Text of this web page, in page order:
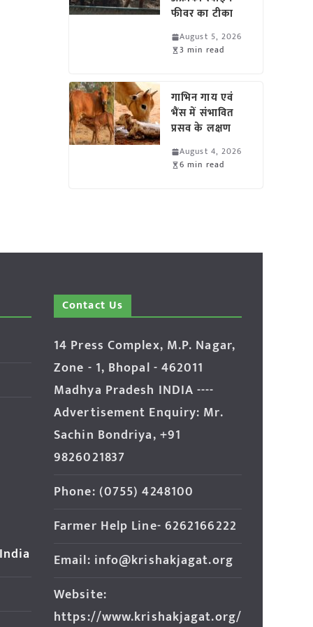
फीवर का टीका
August 5, 2026
3 min read
गाभिन गाय एवं
भैंस में संभावित
प्रसव के लक्षण
August 4, 2026
6 min read
Contact Us
14 Press Complex, M.P. Nagar,
Zone - 1, Bhopal - 462011
Madhya Pradesh INDIA ----
Advertisement Enquiry: Mr.
Sachin Bondriya, +91
9826021837
Phone: (0755) 4248100
Farmer Help Line- 6262166222
Email: info@krishakjagat.org
Website:
https://www.krishakjagat.org/